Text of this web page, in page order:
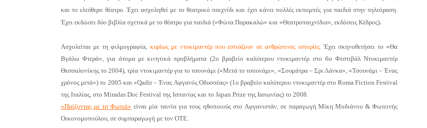
και το ελεύθερο θέατρο. Έχει ασχοληθεί με το θεατρικό παιχνίδι και έχει κάνει πολλές εκπομπές για παιδιά στην τηλεόραση.
Έχει εκδώσει δύο βιβλία σχετικά με το θέατρο για παιδιά («Φώτα Παρακαλώ» και «Θεατροπαιχνίδια», εκδόσεις Κέδρος).
Ασχολείται με τη φιλμογραφία, κυρίως με ντοκιμαντέρ που εστιάζουν σε ανθρώπινες ιστορίες.Έχει σκηνοθετήσει το «Θα
Βγάλω Φτερά», για άτομα με κινητικά προβλήματα (2ο βραβείο καλύτερου ντοκιμαντέρ στο 6ο Φεστιβάλ Ντοκιμαντέρ
Θεσσαλονίκης το 2004), τρία ντοκιμαντέρ για το τσουνάμι («Μετά το τσουνάμι», «Σουμάτρα – Σρι Λάνκα», «Τσουνάμι – Ένας
χρόνος μετά») το 2005 και «Qadir – Ένας Αφγανός Οδυσσέας» (1ο βραβείο καλύτερου ντοκιμαντέρ στο Roma Fiction Festival
της Ιταλίας, στο Μiradas Doc Festival της Ισπανίας και το Japan Prize της Ιαπωνίας) το 2008.
«Παίζοντας με τη Φωτιά» είναι μία ταινία για τους ηθοποιούς στο Αφγανιστάν, σε παραγωγή Μίκη Μοδιάνου & Φωτεινής
Οικονομοπούλου, σε συμπαραγωγή με τον ΟΤΕ.